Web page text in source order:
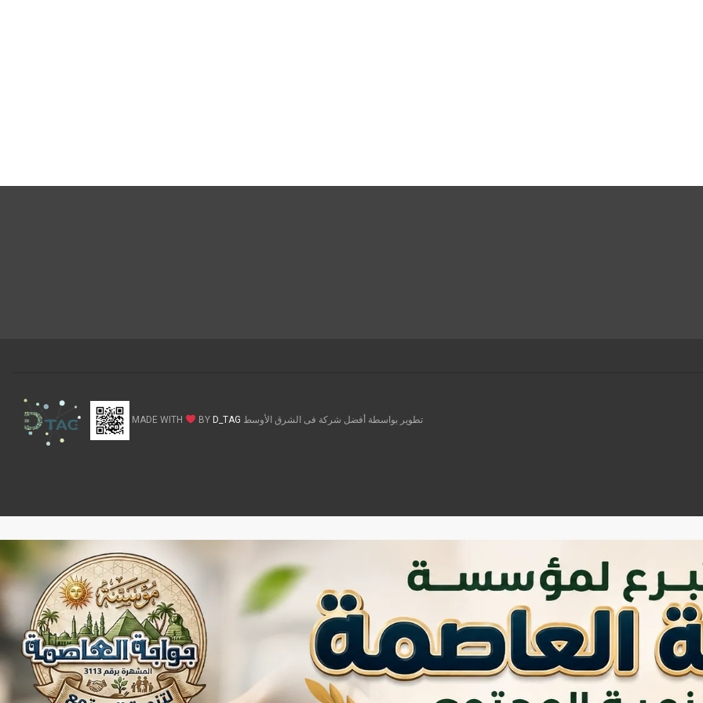
تطوير بواسطة أفضل شركة فى الشرق الأوسط MADE WITH BYD_TAG